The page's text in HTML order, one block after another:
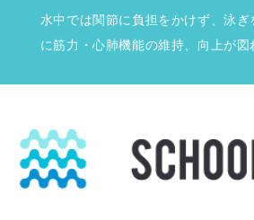
水中では関節に負担をかけず、泳
に筋力・心肺機能の維持、向上が図